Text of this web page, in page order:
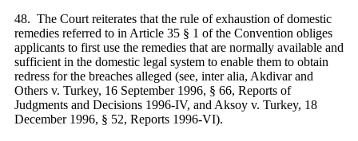
48. The Court reiterates that the rule of exhaustion of domestic
remedies referred to in Article 35 § 1 of the Convention obliges
applicants to first use the remedies that are normally available and
sufficient in the domestic legal system to enable them to obtain
redress for the breaches alleged (see, inter alia, Akdivar and
Others v. Turkey, 16 September 1996, § 66, Reports of
Judgments and Decisions 1996‑IV, and Aksoy v. Turkey, 18
December 1996, § 52, Reports 1996-VI).